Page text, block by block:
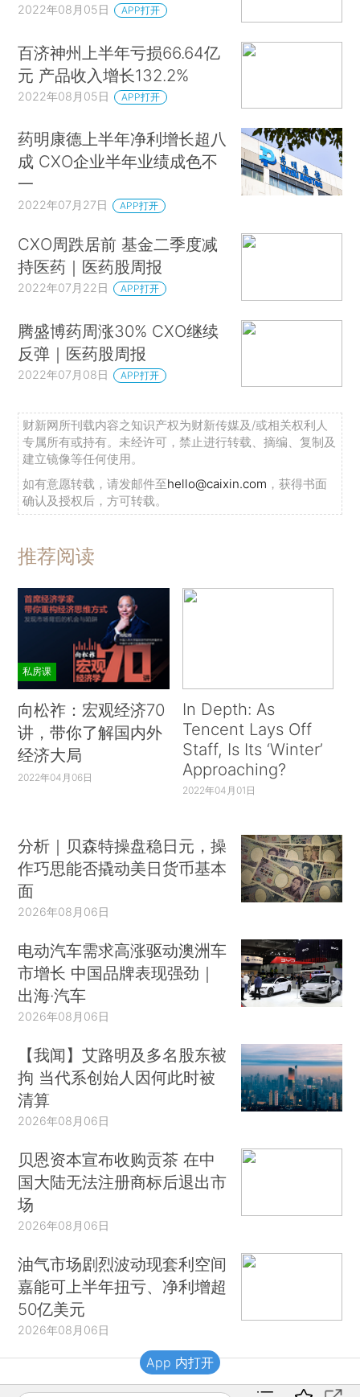
2022年08月05日 APP打开
百济神州上半年亏损66.64亿
元 产品收入增长132.2%
2022年08月05日 APP打开
药明康德上半年净利增长超八
成 CXO企业半年业绩成色不
一
2022年07月27日 APP打开
CXO周跌居前 基金二季度减
持医药｜医药股周报
2022年07月22日 APP打开
腾盛博药周涨30% CXO继续
反弹｜医药股周报
2022年07月08日 APP打开
财新网所刊载内容之知识产权为财新传媒及/或相关权利人
专属所有或持有。未经许可，禁止进行转载、摘编、复制及
建立镜像等任何使用。
如有意愿转载，请发邮件至hello@caixin.com ，获得书面
确认及授权后，方可转载。
推荐阅读
私房课
向松祚：宏观经济70
讲，带你了解国内外
经济大局
2022年04月06日
In Depth: As
Tencent Lays Off
Staff, Is Its ‘Winter’
Approaching?
2022年04月01日
分析｜贝森特操盘稳日元，操
作巧思能否撬动美日货币基本
面
2026年08月06日
电动汽车需求高涨驱动澳洲车
市增长 中国品牌表现强劲｜
出海·汽车
2026年08月06日
【我闻】艾路明及多名股东被
拘 当代系创始人因何此时被
清算
2026年08月06日
贝恩资本宣布收购贡茶 在中
国大陆无法注册商标后退出市
场
2026年08月06日
油气市场剧烈波动现套利空间
嘉能可上半年扭亏、净利增超
50亿美元
2026年08月06日
App 内打开